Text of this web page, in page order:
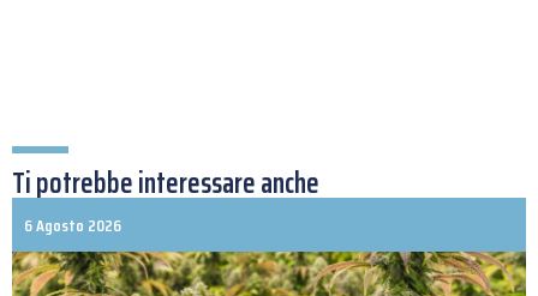
Ti potrebbe interessare anche
6 Agosto 2026